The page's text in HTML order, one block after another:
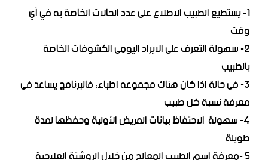
1- يستطيع الطبيب الاطلاع على عدد الحالات الخاصة به في أي
وقت
2- سهولة التعرف على الايراد اليومى الكشوفات الخاصة
بالطبيب
3- فى حالة اذا كان هناك مجموعه اطباء، فالبرنامج يساعد فى
معرفة نسبة كل طبيب
4- سهولة الاحتفاظ بيانات المريض الأولية وحفظها لمدة
طويلة